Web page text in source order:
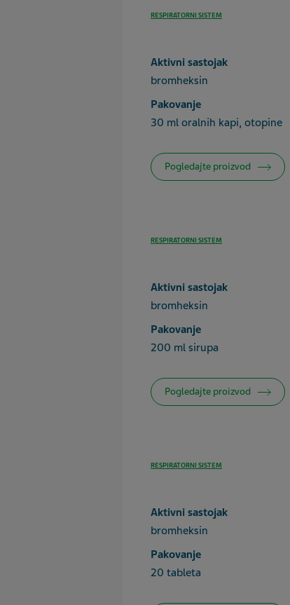
RESPIRATORNI SISTEM
Aktivni sastojak
bromheksin
Pakovanje
30 ml oralnih kapi, otopine
Pogledajte proizvod
RESPIRATORNI SISTEM
Aktivni sastojak
bromheksin
Pakovanje
200 ml sirupa
Pogledajte proizvod
RESPIRATORNI SISTEM
Aktivni sastojak
bromheksin
Pakovanje
20 tableta